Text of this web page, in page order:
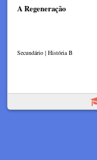
A Regeneração
Secundário | História B